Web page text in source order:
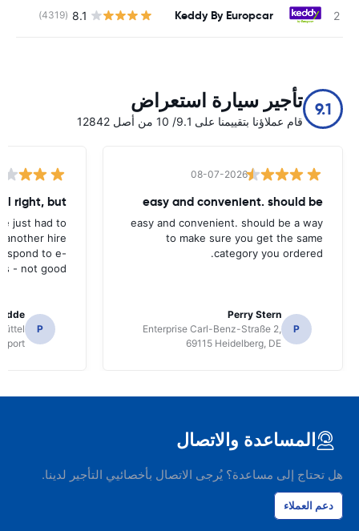
Keddy By Europcar
8.1
(4319)
9.1 تأجير سيارة استعراض
قام عملاؤنا بتقييمنا على 9.1/ 10 من أصل 12842
08-07-2026
easy and convenient. should be
easy and convenient. should be a way
to make sure you get the same
category you ordered.
P
Perry Stern
Enterprise Carl-Benz-Straße 2,
69115 Heidelberg, DE
right, but
just had to
another hire
to e-
- not good.
P
المساعدة والاتصال
هل تحتاج إلى مساعدة؟ يُرجى الاتصال بأخصائيي التأجير لدينا.
دعم العملاء